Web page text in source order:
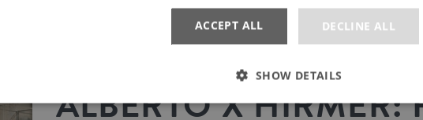
ALBERTO ERÖFFNET PREMIUM SHOP BEI HIRMER
ALBERTO X HIRMER:
ACCEPT ALL DECLINE ALL
SHOW DETAILS